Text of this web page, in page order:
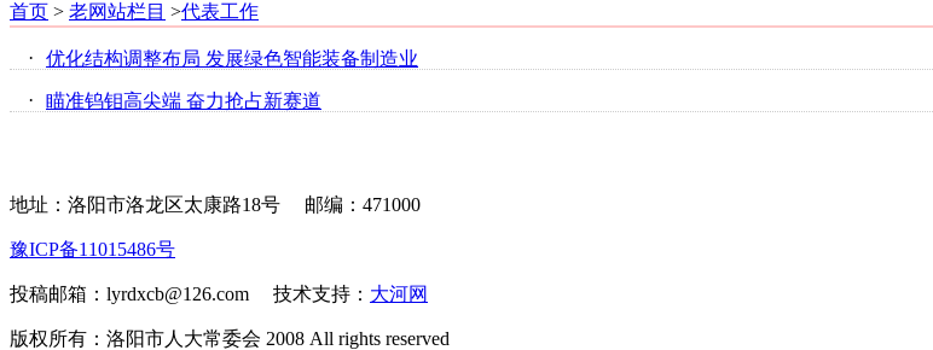
首页 > 老网站栏目 >代表工作
· 优化结构调整布局 发展绿色智能装备制造业
· 瞄准钨钼高尖端 奋力抢占新赛道
地址：洛阳市洛龙区太康路18号 邮编：471000
豫ICP备11015486号
投稿邮箱：lyrdxcb@126.com 技术支持： 大河网
版权所有：洛阳市人大常委会 2008 All rights reserved